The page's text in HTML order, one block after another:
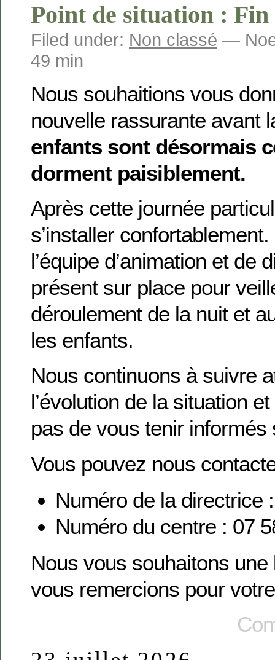
Point de situation : Fin
Filed under: Non classé —
49 min
Nous souhaitions vous
nouvelle rassurante avant
enfants sont désormais
dorment paisiblement.
Après cette journée
s’installer confortablement.
l’équipe d’animation et de
présent sur place pour
déroulement de la nuit et
les enfants.
Nous continuons à suivre
l’évolution de la situation
pas de vous tenir informés
Vous pouvez nous
Numéro de la directrice
Numéro du centre : 07
Nous vous souhaitons une
vous remercions pour